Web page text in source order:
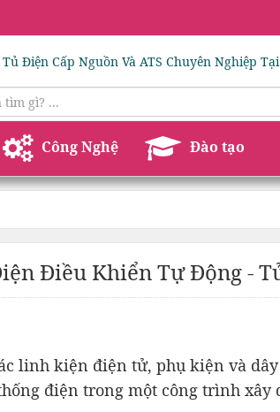
Điện Cấp Nguồn Và ATS Chuyên Nghiệp
Công Nghệ Đào tạo
Điều Khiển Tự Động -
linh kiện điện tử, phụ kiện và
điện trong một công trình xây